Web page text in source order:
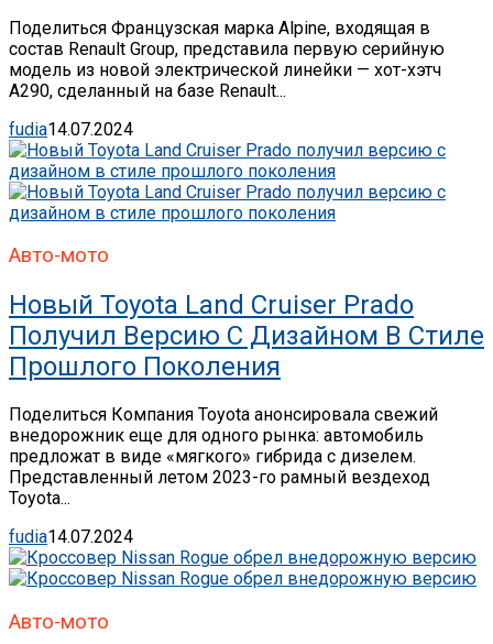
Поделиться Французская марка Alpine, входящая в
состав Renault Group, представила первую серийную
модель из новой электрической линейки — хот-хэтч
A290, сделанный на базе Renault...
fudia14.07.2024
Авто-мото
Новый Toyota Land Cruiser Prado
Получил Версию С Дизайном В Стиле
Прошлого Поколения
Поделиться Компания Toyota анонсировала свежий
внедорожник еще для одного рынка: автомобиль
предложат в виде «мягкого» гибрида с дизелем.
Представленный летом 2023-го рамный вездеход
Toyota...
fudia14.07.2024
Авто-мото